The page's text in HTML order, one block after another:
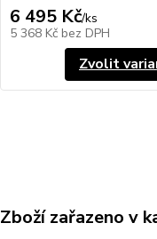
6 495 Kč/ks
5 368 Kč bez DPH
Zvolit
Zboží zařazeno v